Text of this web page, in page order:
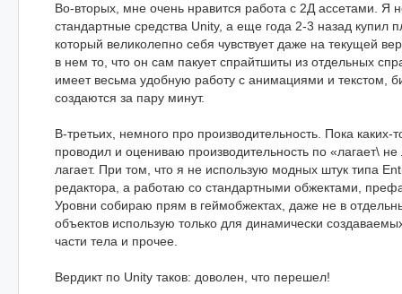
Во-вторых, мне очень нравится работа с 2Д ассетами. Я
стандартные средства Unity, а еще года 2-3 назад купил
который великолепно себя чувствует даже на текущей
в нем то, что он сам пакует спрайтшиты из отдельных
имеет весьма удобную работу с анимациями и текстом,
создаются за пару минут.
В-третьих, немного про производительность. Пока каких-
проводил и оцениваю производительность по «лагает\
лагает. При том, что я не использую модных штук типа
редактора, а работаю со стандартными обжектами,
Уровни собираю прям в геймобжектах, даже не в
объектов использую только для динамически
части тела и прочее.
Вердикт по Unity таков: доволен, что перешел!